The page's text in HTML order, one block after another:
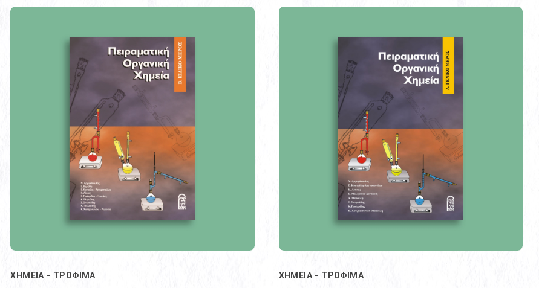
ΧΗΜΕΙΑ - ΤΡΟΦΙΜΑ ΧΗΜΕΙΑ - ΤΡΟΦΙΜΑ